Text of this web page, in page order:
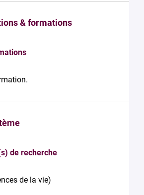
& formations
de recherche
de la vie)